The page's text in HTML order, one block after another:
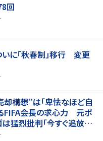
回
に「秋春制」移行 変更
構想”は「卑怯なほど自
FIFA会長の求心力 元ポ
猛烈批判「今すぐ追放す